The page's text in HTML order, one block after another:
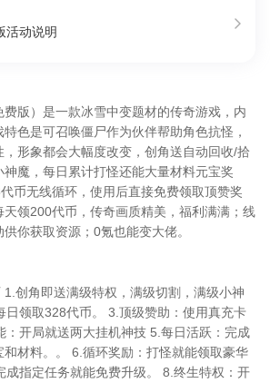
活动说明
版）是一款冰雪中变题材的传奇游戏，内
色是可召唤僵尸作为伙伴帮助角色抗怪，
形象都会大幅度改变，创角送自动回收/拾
魔，每日累计打怪还能大量材料元宝奖
币无线循环，使用后直接免费领取顶赞奖
天领200代币，传奇画质精美，福利满满；线
供你获取资源；0氪也能变大佬。
创角即送满级特权，满级切割，满级小神
日领取328代币。 3.顶级赞助：使用真充卡
：开局就送两大挂机神技 5.每日活跃：完成
材料。。 6.循环奖励：打怪就能领取豪华
成指定任务就能免费升级。 8.终生特权：开